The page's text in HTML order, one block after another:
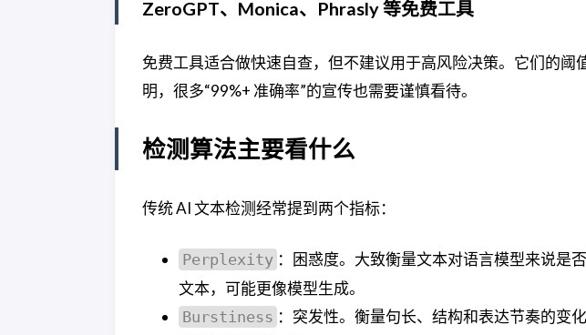
ZeroGPT、Monica、Phrasly 等免费工具
免费工具适合做快速自查，但不建议用于高风险决策。它们的
明，很多“99%+ 准确率”的宣传也需要谨慎看待。
检测算法主要看什么
传统 AI 文本检测经常提到两个指标：
Perplexity ：困惑度。大致衡量文本对语言模型来说是
文本，可能更像模型生成。
Burstiness ：突发性。衡量句长、结构和表达节奏的变